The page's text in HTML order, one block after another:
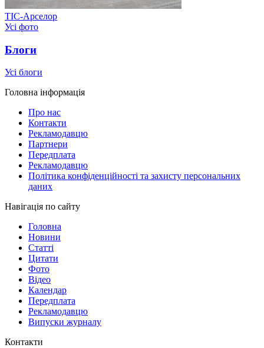
ТІС-Арселор
Усі фото
Блоги
Усі блоги
Головна інформація
Про нас
Контакти
Рекламодавцю
Партнери
Передплата
Рекламодавцю
Політика конфіденційності та захисту персональних
даних
Навігація по сайту
Головна
Новини
Статті
Цитати
Фото
Відео
Календар
Передплата
Рекламодавцю
Випуски журналу
Контакти